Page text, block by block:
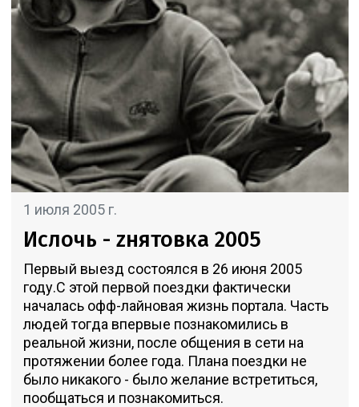
1 июля 2005 г.
Ислочь - zнятовка 2005
Первый выезд состоялся в 26 июня 2005
году.С этой первой поездки фактически
началась офф-лайновая жизнь портала. Часть
людей тогда впервые познакомились в
реальной жизни, после общения в сети на
протяжении более года. Плана поездки не
было никакого - было желание встретиться,
пообщаться и познакомиться.